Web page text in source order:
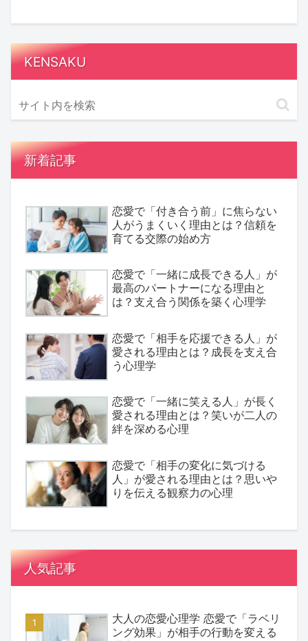
KENSAKU
新着記事
恋愛で「付き合う前」に焦らない
人がうまくいく理由とは？信頼を
育てる交際の始め方
恋愛で「一緒に成長できる人」が
最高のパートナーになる理由と
は？支え合う関係を築く心理学
恋愛で「相手を応援できる人」が
愛される理由とは？成長を支え合
う心理学
恋愛で「一緒に笑える人」が長く
愛される理由とは？笑いが二人の
絆を深める心理
恋愛で「相手の変化に気づける
人」が愛される理由とは？思いや
りを伝える観察力の心理
人気記事
大人の恋愛心理学 恋愛で「ラベリ
ング効果」が相手の行動を変える